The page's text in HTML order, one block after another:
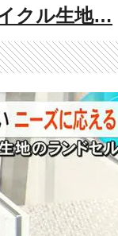
クル生地…